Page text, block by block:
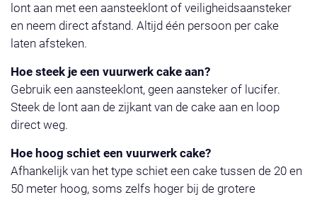
lont aan met een aansteeklont of veiligheidsaansteker
en neem direct afstand. Altijd één persoon per cake
laten afsteken.
Hoe steek je een vuurwerk cake aan?
Gebruik een aansteeklont, geen aansteker of lucifer.
Steek de lont aan de zijkant van de cake aan en loop
direct weg.
Hoe hoog schiet een vuurwerk cake?
Afhankelijk van het type schiet een cake tussen de 20 en
50 meter hoog, soms zelfs hoger bij de grotere